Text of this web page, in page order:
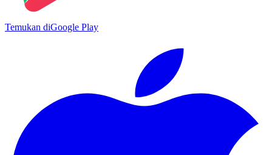
Temukan diGoogle Play